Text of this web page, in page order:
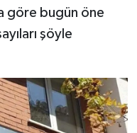
göre bugün öne
şöyle